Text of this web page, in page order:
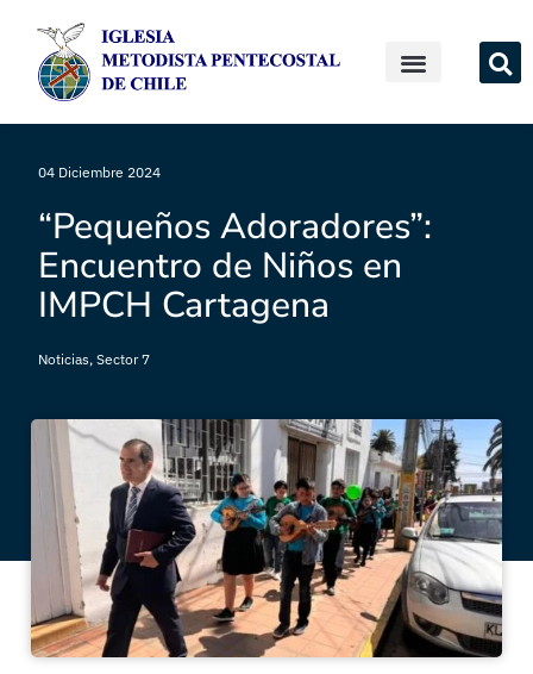
04 Diciembre 2024
“Pequeños Adoradores”:
Encuentro de Niños en
IMPCH Cartagena
Noticias, Sector 7